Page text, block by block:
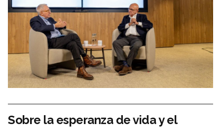
Sobre la esperanza de vida y el